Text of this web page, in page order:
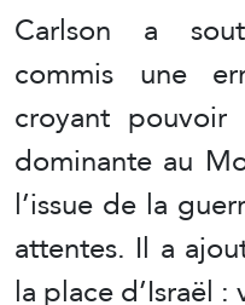
Carlson a
commis une
croyant
dominante au
l’issue de la
attentes. Il a
la place d’Israël